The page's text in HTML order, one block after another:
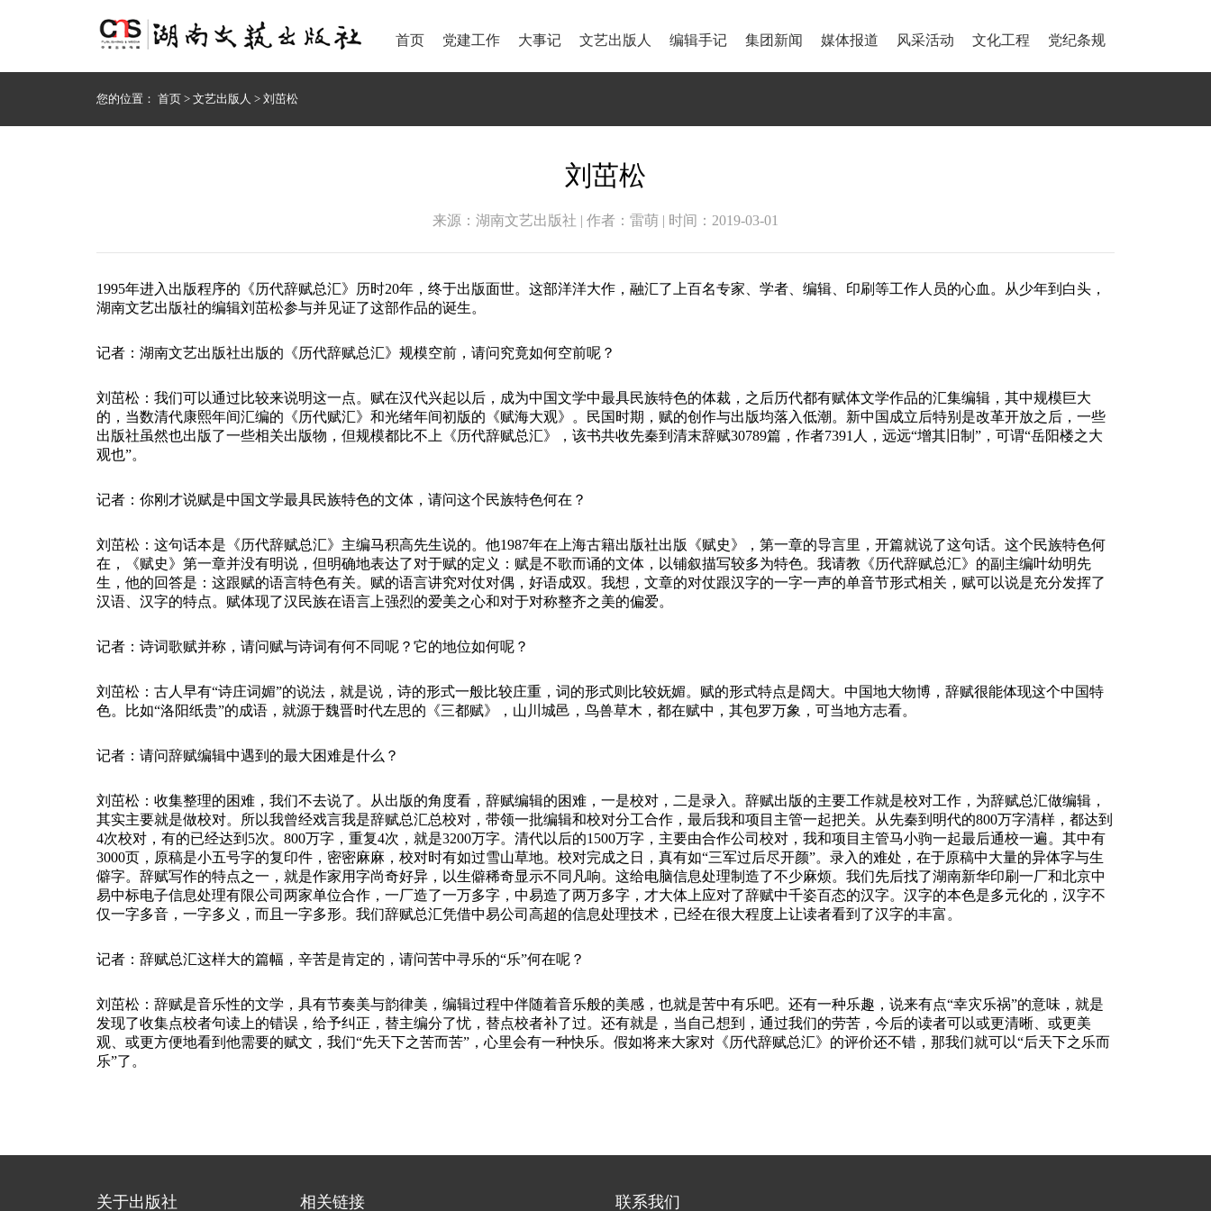
首页 党建工作 大事记 文艺出版人 编辑手记 集团新闻 媒体报道 风采活动 文化工程 党纪条规
您的位置： 首页 > 文艺出版人 > 刘茁松
刘茁松
来源：湖南文艺出版社 | 作者：雷萌 | 时间：2019-03-01
1995年进入出版程序的《历代辞赋总汇》历时20年，终于出版面世。这部洋洋大作，融汇了上百名专家、学者、编辑、印刷等工作人员的心血。从少年到白头，
湖南文艺出版社的编辑刘茁松参与并见证了这部作品的诞生。
记者：湖南文艺出版社出版的《历代辞赋总汇》规模空前，请问究竟如何空前呢？
刘茁松：我们可以通过比较来说明这一点。赋在汉代兴起以后，成为中国文学中最具民族特色的体裁，之后历代都有赋体文学作品的汇集编辑，其中规模巨大
的，当数清代康熙年间汇编的《历代赋汇》和光绪年间初版的《赋海大观》。民国时期，赋的创作与出版均落入低潮。新中国成立后特别是改革开放之后，一些
出版社虽然也出版了一些相关出版物，但规模都比不上《历代辞赋总汇》，该书共收先秦到清末辞赋30789篇，作者7391人，远远“增其旧制”，可谓“岳阳楼之大
观也”。
记者：你刚才说赋是中国文学最具民族特色的文体，请问这个民族特色何在？
刘茁松：这句话本是《历代辞赋总汇》主编马积高先生说的。他1987年在上海古籍出版社出版《赋史》，第一章的导言里，开篇就说了这句话。这个民族特色何
在，《赋史》第一章并没有明说，但明确地表达了对于赋的定义：赋是不歌而诵的文体，以铺叙描写较多为特色。我请教《历代辞赋总汇》的副主编叶幼明先
生，他的回答是：这跟赋的语言特色有关。赋的语言讲究对仗对偶，好语成双。我想，文章的对仗跟汉字的一字一声的单音节形式相关，赋可以说是充分发挥了
汉语、汉字的特点。赋体现了汉民族在语言上强烈的爱美之心和对于对称整齐之美的偏爱。
记者：诗词歌赋并称，请问赋与诗词有何不同呢？它的地位如何呢？
刘茁松：古人早有“诗庄词媚”的说法，就是说，诗的形式一般比较庄重，词的形式则比较妩媚。赋的形式特点是阔大。中国地大物博，辞赋很能体现这个中国特
色。比如“洛阳纸贵”的成语，就源于魏晋时代左思的《三都赋》，山川城邑，鸟兽草木，都在赋中，其包罗万象，可当地方志看。
记者：请问辞赋编辑中遇到的最大困难是什么？
刘茁松：收集整理的困难，我们不去说了。从出版的角度看，辞赋编辑的困难，一是校对，二是录入。辞赋出版的主要工作就是校对工作，为辞赋总汇做编辑，
其实主要就是做校对。所以我曾经戏言我是辞赋总汇总校对，带领一批编辑和校对分工合作，最后我和项目主管一起把关。从先秦到明代的800万字清样，都达到
4次校对，有的已经达到5次。800万字，重复4次，就是3200万字。清代以后的1500万字，主要由合作公司校对，我和项目主管马小驹一起最后通校一遍。其中有
3000页，原稿是小五号字的复印件，密密麻麻，校对时有如过雪山草地。校对完成之日，真有如“三军过后尽开颜”。录入的难处，在于原稿中大量的异体字与生
僻字。辞赋写作的特点之一，就是作家用字尚奇好异，以生僻稀奇显示不同凡响。这给电脑信息处理制造了不少麻烦。我们先后找了湖南新华印刷一厂和北京中
易中标电子信息处理有限公司两家单位合作，一厂造了一万多字，中易造了两万多字，才大体上应对了辞赋中千姿百态的汉字。汉字的本色是多元化的，汉字不
仅一字多音，一字多义，而且一字多形。我们辞赋总汇凭借中易公司高超的信息处理技术，已经在很大程度上让读者看到了汉字的丰富。
记者：辞赋总汇这样大的篇幅，辛苦是肯定的，请问苦中寻乐的“乐”何在呢？
刘茁松：辞赋是音乐性的文学，具有节奏美与韵律美，编辑过程中伴随着音乐般的美感，也就是苦中有乐吧。还有一种乐趣，说来有点“幸灾乐祸”的意味，就是
发现了收集点校者句读上的错误，给予纠正，替主编分了忧，替点校者补了过。还有就是，当自己想到，通过我们的劳苦，今后的读者可以或更清晰、或更美
观、或更方便地看到他需要的赋文，我们“先天下之苦而苦”，心里会有一种快乐。假如将来大家对《历代辞赋总汇》的评价还不错，那我们就可以“后天下之乐而
乐”了。
关于出版社 相关链接 联系我们